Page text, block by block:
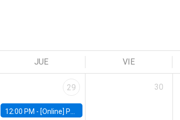
JUE VIE
29
12:00 PM - [Online] Pablo Slutzky, University of Maryland
30